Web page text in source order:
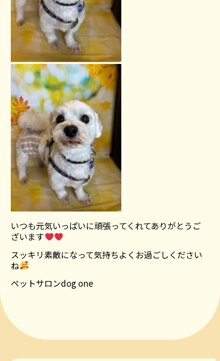
いつも元気いっぱいに頑張ってくれてありがとうご
ざいます
スッキリ素敵になって気持ちよくお過ごしください
ね
ペットサロンdog one